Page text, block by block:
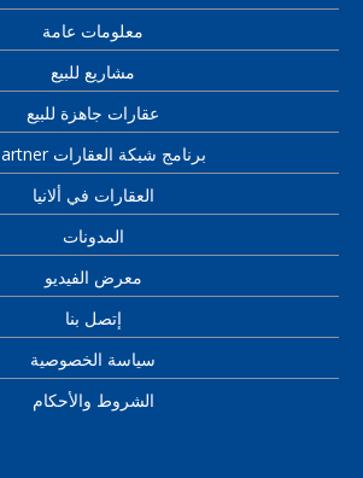
معلومات عامة
مشاريع للبيع
عقارات جاهزة للبيع
برنامج شبكة العقارات Partner+
العقارات في ألانيا
المدونات
معرض الفيديو
إتصل بنا
سياسة الخصوصية
الشروط والأحكام